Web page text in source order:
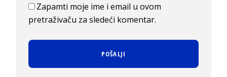
Zapamti moje ime i email u ovom
pretraživaču za sledeći komentar.